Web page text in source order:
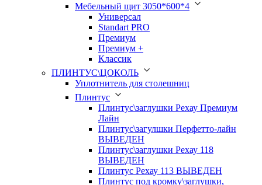
Мебельный щит 3050*600*4
Универсал
Standart PRO
Премиум
Премиум +
Классик
ПЛИНТУС\ЦОКОЛЬ
Уплотнитель для столешниц
Плинтус
Плинтус\заглушки Рехау Премиум
Лайн
Плинтус\загулшки Перфетто-лайн
ВЫВЕДЕН
Плинтус\заглушки Рехау 118
ВЫВЕДЕН
Плинтус Рехау 113 ВЫВЕДЕН
Плинтус под кромку\заглушки,